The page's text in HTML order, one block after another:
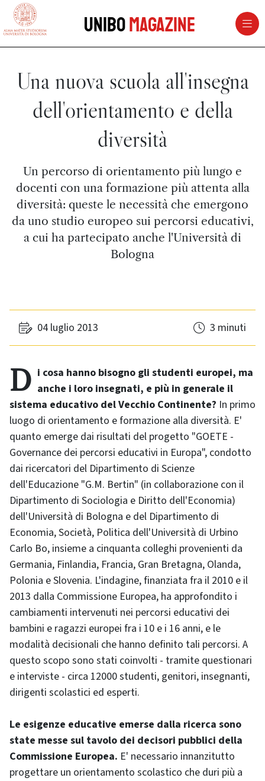
vai al contenuto della pagina
UniboMagazine
Una nuova scuola all'insegna
dell'orientamento e della
diversità
Un percorso di orientamento più lungo e
docenti con una formazione più attenta alla
diversità: queste le necessità che emergono
da uno studio europeo sui percorsi educativi,
a cui ha partecipato anche l'Università di
Bologna
04 luglio 2013 3 minuti
Di cosa hanno bisogno gli studenti europei, ma anche i loro insegnati, e più in generale il
sistema educativo del Vecchio Continente? In primo
luogo di orientamento e formazione alla diversità. E'
quanto emerge dai risultati del progetto "GOETE -
Governance dei percorsi educativi in Europa", condotto
dai ricercatori del Dipartimento di Scienze
dell'Educazione "G.M. Bertin" (in collaborazione con il
Dipartimento di Sociologia e Diritto dell'Economia)
dell'Università di Bologna e del Dipartimento di
Economia, Società, Politica dell'Università di Urbino
Carlo Bo, insieme a cinquanta colleghi provenienti da
Germania, Finlandia, Francia, Gran Bretagna, Olanda,
Polonia e Slovenia. L'indagine, finanziata fra il 2010 e il
2013 dalla Commissione Europea, ha approfondito i
cambiamenti intervenuti nei percorsi educativi dei
bambini e ragazzi europei fra i 10 e i 16 anni, e le
modalità decisionali che hanno definito tali percorsi. A
questo scopo sono stati coinvolti - tramite questionari
e interviste - circa 12000 studenti, genitori, insegnanti,
dirigenti scolastici ed esperti.
Le esigenze educative emerse dalla ricerca sono
state messe sul tavolo dei decisori pubblici della
Commissione Europea. E' necessario innanzitutto
progettare un orientamento scolastico che duri più a